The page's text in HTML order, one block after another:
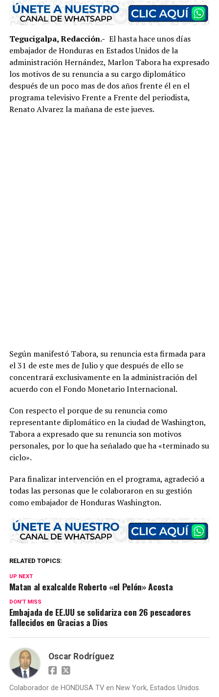
Tegucigalpa, Redacción.- El hasta hace unos días
embajador de Honduras en Estados Unidos de la
administración Hernández, Marlon Tabora ha expresado
los motivos de su renuncia a su cargo diplomático
después de un poco mas de dos años frente él en el
programa televisivo Frente a Frente del periodista,
Renato Alvarez la mañana de este jueves.
Según manifestó Tabora, su renuncia esta firmada para
el 31 de este mes de Julio y que después de ello se
concentrará exclusivamente en la administración del
acuerdo con el Fondo Monetario Internacional.
Con respecto el porque de su renuncia como
representante diplomático en la ciudad de Washington,
Tabora a expresado que su renuncia son motivos
personales, por lo que ha señalado que ha «terminado su
ciclo».
Para finalizar intervención en el programa, agradeció a
todas las personas que le colaboraron en su gestión
como embajador de Honduras Washington.
RELATED TOPICS:
UP NEXT
Matan al exalcalde Roberto «el Pelón» Acosta
DON'T MISS
Embajada de EE.UU se solidariza con 26 pescadores
fallecidos en Gracias a Dios
Oscar Rodríguez
Colaborador de HONDUSA TV en New York, Estados Unidos.